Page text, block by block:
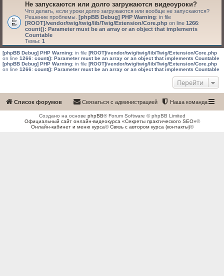
Не запускаются или долго загружаются видеоуроки?
Что делать, если уроки долго загружаются или вообще не запускаются?
Решение проблемы. [phpBB Debug] PHP Warning: in file
[ROOT]/vendor/twig/twig/lib/Twig/Extension/Core.php on line 1266:
count(): Parameter must be an array or an object that implements
Countable
Темы: 1
[phpBB Debug] PHP Warning: in file [ROOT]/vendor/twig/twig/lib/Twig/Extension/Core.php
on line 1266: count(): Parameter must be an array or an object that implements Countable
[phpBB Debug] PHP Warning: in file [ROOT]/vendor/twig/twig/lib/Twig/Extension/Core.php
on line 1266: count(): Parameter must be an array or an object that implements Countable
Перейти
Список форумов Наша команда
Связаться с администрацией
Создано на основе phpBB® Forum Software © phpBB Limited
Официальный сайт онлайн-видеокурса «Секреты практического SEO»©
Онлайн-кабинет и меню курса©Связь с автором курса (контакты)©